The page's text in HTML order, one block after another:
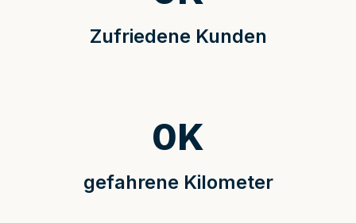
Zufriedene Kunden
gefahrene Kilometer
0K